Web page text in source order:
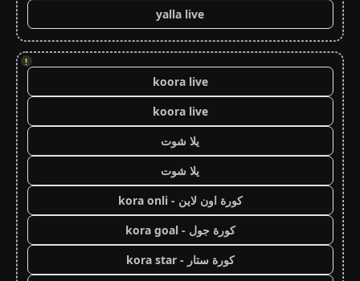
yalla live
!
koora live
koora live
يلا شوت
يلا شوت
كورة اون لاين - kora onli
كورة جول - kora goal
كورة ستار - kora star